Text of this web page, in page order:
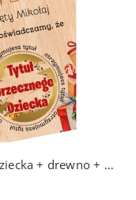
CERTYFIKAT DYPLOM grzecznego dziecka + drewno + zdrapka + podstawka [1]